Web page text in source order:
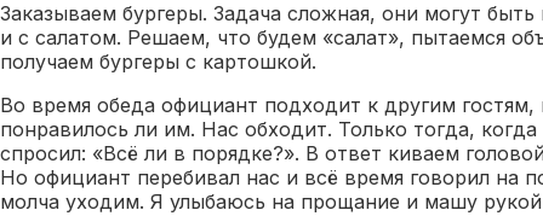
Заказываем бургеры. Задача сложная, они могут
и с салатом. Решаем, что будем «салат», пытаемся
получаем бургеры с картошкой.
Во время обеда официант подходит к другим гостям,
понравилось ли им. Нас обходит. Только тогда,
спросил: «Всё ли в порядке?». В ответ киваем
Но официант перебивал нас и всё время говорил на
молча уходим. Я улыбаюсь на прощание и машу